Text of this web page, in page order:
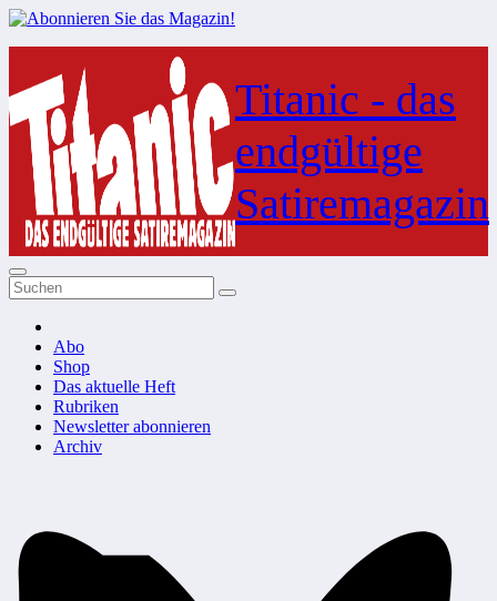
springen
Titanic - das
endgültige
Satiremagazin
Abo
Shop
Das aktuelle Heft
Rubriken
Newsletter abonnieren
Archiv